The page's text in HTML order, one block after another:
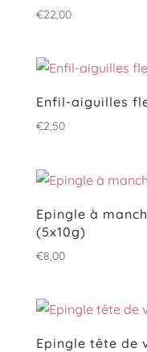
€22,00
Enfil-aiguilles
€2,50
Epingle à
(5x10g)
€8,00
Epingle tête de